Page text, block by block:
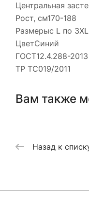
Центральная
Рост, см170-188
Размерыс L по 3XL
ЦветСиний
ГОСТ12.4.288-2013
ТР ТС019/2011
Вам также
Назад к